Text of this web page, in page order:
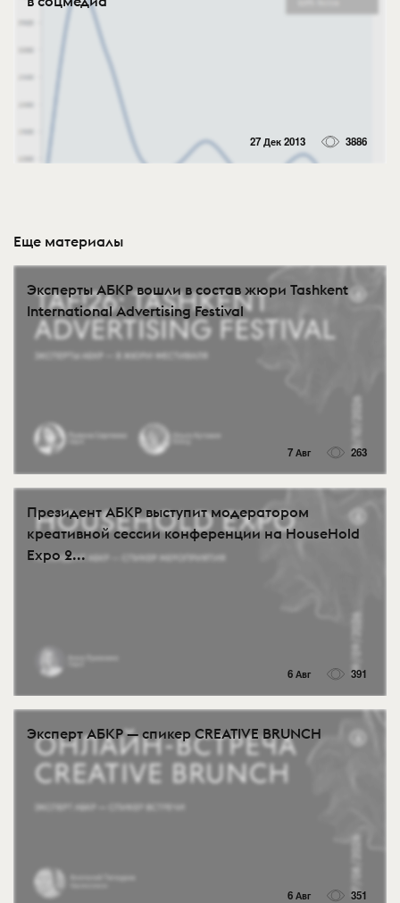
27 Дек 2013 3886
Еще материалы
Эксперты АБКР вошли в состав жюри Tashkent
International Advertising Festival
7 Авг 263
Президент АБКР выступит модератором
креативной сессии конференции на HouseHold
Expo 2...
6 Авг 391
Эксперт АБКР — спикер CREATIVE BRUNCH
6 Авг 351